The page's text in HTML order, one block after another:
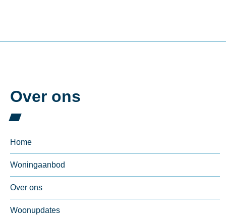
Over ons
Home
Woningaanbod
Over ons
Woonupdates